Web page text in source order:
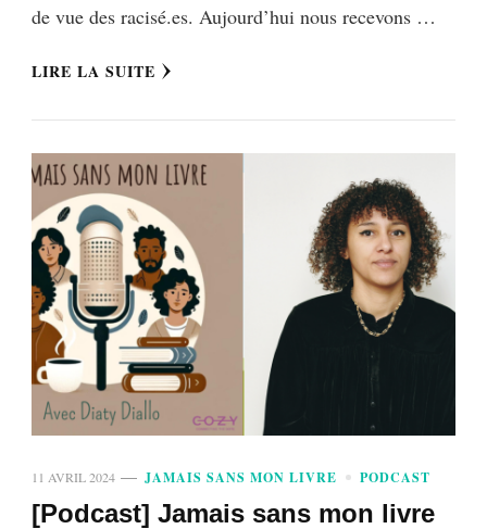
de vue des racisé.es. Aujourd’hui nous recevons …
LIRE LA SUITE
11 AVRIL 2024 JAMAIS SANS MON LIVRE PODCAST
[Podcast] Jamais sans mon livre